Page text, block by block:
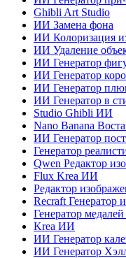
Ghibli Art Studio
ИИ Замена фона
ИИ Колоризация
ИИ Удаление
ИИ Генератор
ИИ Генератор
ИИ Генератор
ИИ Генератор в
Studio Ghibli ИИ
Nano Banana
ИИ Генератор
Генератор
Qwen Редактор
Flux Krea ИИ
Редактор
Recraft Генератор
Генератор
Krea ИИ
ИИ Генератор
ИИ Генератор